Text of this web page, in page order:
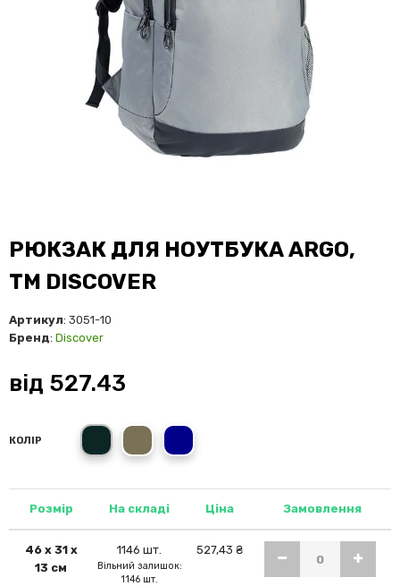
РЮКЗАК ДЛЯ НОУТБУКА ARGO,
ТМ DISCOVER
Артикул: 3051-10
Бренд: Discover
від 527.43
КОЛІР
сірий олива темно-синій
Розмір На складі Ціна Замовлення
46 х 31 х
13 см
1146 шт.
Вільний залишок:
1146 шт.
527,43 ₴